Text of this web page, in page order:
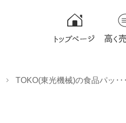
TOKO(東光機械)の食品パッ･･･